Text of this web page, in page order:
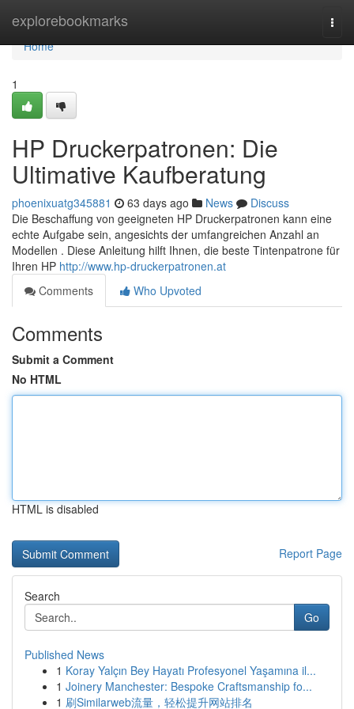
explorebookmarks
Home
Home
1
HP Druckerpatronen: Die
Ultimative Kaufberatung
phoenixuatg345881 63 days ago News
Discuss
Die Beschaffung von geeigneten HP Druckerpatronen kann eine
echte Aufgabe sein, angesichts der umfangreichen Anzahl an
Modellen . Diese Anleitung hilft Ihnen, die beste Tintenpatrone für
Ihren HP http://www.hp-druckerpatronen.at
Comments
Who Upvoted
Comments
Submit a Comment
No HTML
HTML is disabled
Report Page
Search
Go
Published News
1 Koray Yalçın Bey Hayatı Profesyonel Yaşamına il...
1 Joinery Manchester: Bespoke Craftsmanship fo...
1 刷Similarweb流量，轻松提升网站排名